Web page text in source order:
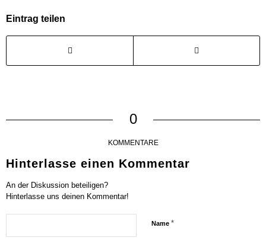
Eintrag teilen
0
KOMMENTARE
Hinterlasse einen Kommentar
An der Diskussion beteiligen?
Hinterlasse uns deinen Kommentar!
Name *